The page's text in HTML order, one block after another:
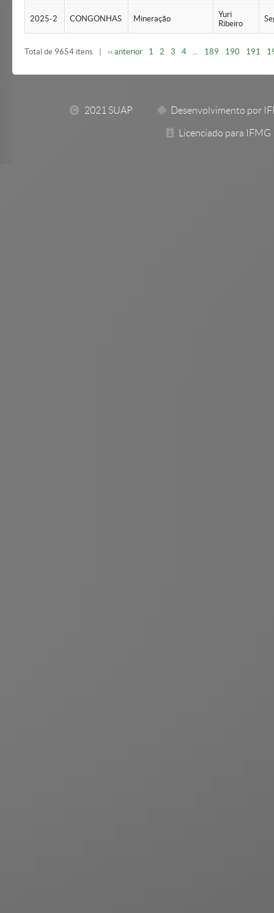
2025-2 CONGONHAS Mineração
Yuri
Ribeiro
Total de 9654 itens ‹‹ anterior 1 2 3 4 ... 189 190 191
2021 SUAP Desenvolvimento por
Licenciado para IFMG